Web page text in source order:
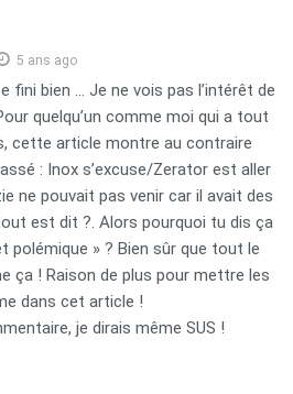
5 ans ago
fini bien … Je ne vois pas l’intérêt de
quelqu’un comme moi qui a tout
cette article montre au contraire
: Inox s’excuse/Zerator est aller
ne pouvait pas venir car il avait des
est dit ?. Alors pourquoi tu dis ça
polémique » ? Bien sûr que tout le
ça ! Raison de plus pour mettre les
dans cet article !
je dirais même SUS !